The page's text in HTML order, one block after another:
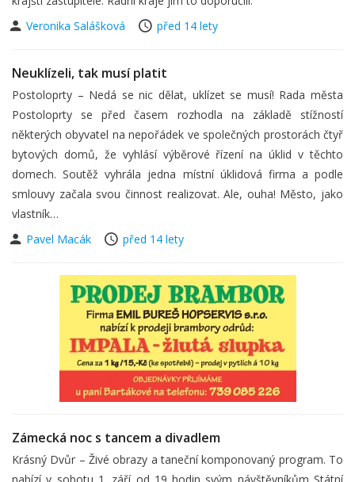
Veronika Salášková
před 14 lety
Neuklízeli, tak musí platit
Postoloprty – Nedá se nic dělat, uklízet se musí! Rada města
Postoloprty se před časem rozhodla na základě stížností
některých obyvatel na nepořádek ve společných prostorách čtyř
bytových domů, že vyhlásí výběrové řízení na úklid v těchto
domech. Soutěž vyhrála jedna místní úklidová firma a podle
smlouvy začala svou činnost realizovat. Ale, ouha! Město, jako
vlastník…
Pavel Macák
před 14 lety
Zámecká noc s tancem a divadlem
Krásný Dvůr – Živé obrazy a taneční komponovaný program. To
nabízí v sobotu 1. září od 19 hodin svým návštěvníkům Státní